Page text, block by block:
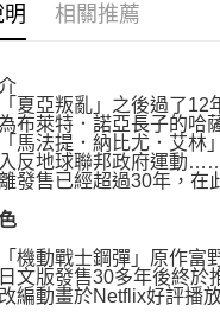
相關推薦
亞叛亂」之後過了12
萊特．諾亞長子的哈薩
法提．納比尤．艾林
地球聯邦政府運動
售已經超過30年，在此
戰士鋼彈」原作富野
發售30多年後終於推
動畫於Netflix好評播放